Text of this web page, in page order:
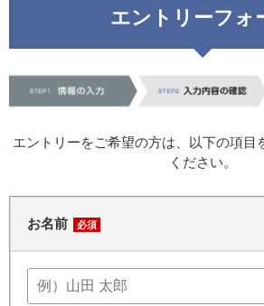
エントリーフォ
エントリーをご希望の方は、以下の項目
ください。
お名前 必須